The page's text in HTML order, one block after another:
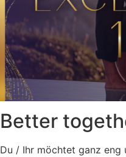
Better
Du / Ihr möchtet ganz eng